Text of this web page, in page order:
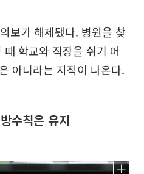
보가 해제됐다. 병원을 찾
학교와 직장을 쉬기 어
아니라는 지적이 나온다.
수칙은 유지